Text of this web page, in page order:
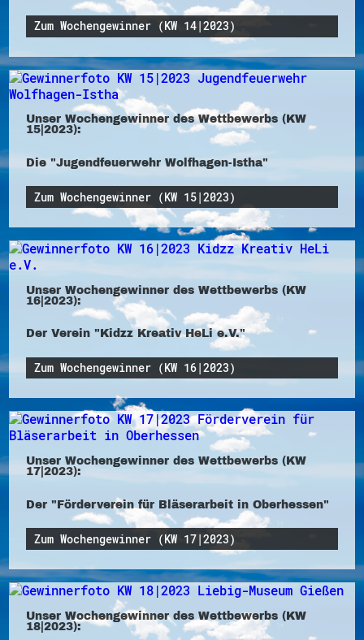
Zum Wochengewinner (KW 14|2023)
Unser Wochengewinner des Wettbewerbs (KW
15|2023):
Die "Jugendfeuerwehr Wolfhagen-Istha"
Zum Wochengewinner (KW 15|2023)
Unser Wochengewinner des Wettbewerbs (KW
16|2023):
Der Verein "Kidzz Kreativ HeLi e.V."
Zum Wochengewinner (KW 16|2023)
Unser Wochengewinner des Wettbewerbs (KW
17|2023):
Der "Förderverein für Bläserarbeit in Oberhessen"
Zum Wochengewinner (KW 17|2023)
Unser Wochengewinner des Wettbewerbs (KW
18|2023):